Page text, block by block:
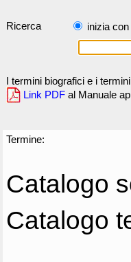
Ricerca inizia con
I termini biografici e i
Link PDF al Manuale
Termine:
Catalogo
Catalogo